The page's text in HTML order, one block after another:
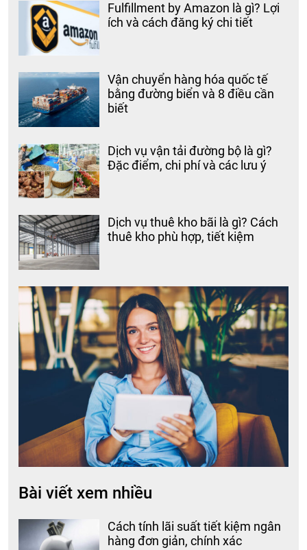
Fulfillment by Amazon là gì? Lợi
ích và cách đăng ký chi tiết
Vận chuyển hàng hóa quốc tế
bằng đường biển và 8 điều cần
biết
Dịch vụ vận tải đường bộ là gì?
Đặc điểm, chi phí và các lưu ý
Dịch vụ thuê kho bãi là gì? Cách
thuê kho phù hợp, tiết kiệm
Bài viết xem nhiều
Cách tính lãi suất tiết kiệm ngân
hàng đơn giản, chính xác